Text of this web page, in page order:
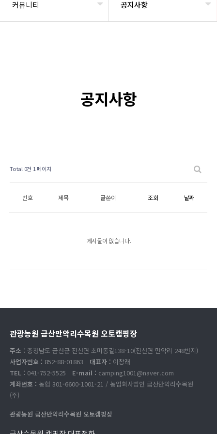
커뮤니티 공지사항
공지사항
Total 0건 1 페이지
번호 제목 글쓴이 조회 날짜
게시물이 없습니다.
관광농원 금산만악리수목원 오토캠핑장
주소 : 충청남도 금산군 진산면 초미동길138-10(진산면 만악리 248번지)
사업자번호 : 852-88-01863 대표자 : 이창래
TEL : 041-752-5525 E-mail : camping1001@naver.com
계좌번호 : 농협 301-6600-1001-21 / 농업회사법인 금산만악리수목원
(주)
관광농원 금산만악리수목원 오토캠핑장